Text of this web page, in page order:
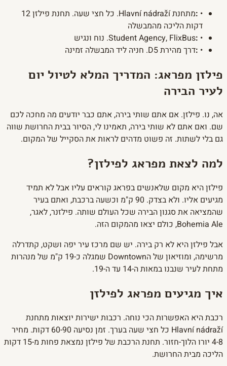
•
:
מתחנת Hlavní nádraží. כל חצי שעה. תחנת פילזן 12
דקות הליכה מהמבשלה
•
:Student Agency, FlixBus. נוח ונגיש
•
:דרך מהירת D5. חניה ליד המבשלה זמינה
פילזן מפראג: המדריך המלא לטיול יום
לעיר הבירה
אה, נו. פילזן. אם אתם שותי בירה, אתם כבר יודעים מה מחכה לכם
שם. ואם אתם לא שותי בירה, תאמינו לי, הסיור בבית החרושת שווה
גם בלי לשתות. זה פשוט מדהים לראות את הסקייל של המקום.
למה לצאת מפראג לפילזן?
פילזן היא מקום שלאנשים בפראג קוראים עליו אבל לא תמיד
מגיעים אליו. ולא בצדק. 90 ק"מ וכשעה ברכבת, ואתם בעיר
שהמציאה את סגנון הבירה שכל העולם שותה. פילזנר, לאגר,
Bohemia Ale, כולם יצאו מהמקום הזה.
אבל פילזן היא לא רק בירה. יש שם מרכז עיר יפה ושקט, קתדרלה
מרשימה, ומוזיאון של הDowntown שמגלה כ-19 ק"מ של מנהרות
מתחת לעיר שנבנו במאות ה-14 עד ה-19.
איך מגיעים מפראג לפילזן
רכבת היא האפשרות הכי נוחה. רכבות ישירות יוצאות מתחנת
Hlavní nádraží כל חצי שעה בערך. זמן נסיעה 60-90 דקות. מחיר
4-8 יורו הלוך-חזור. תחנת הרכבת של פילזן נמצאת פחות מ-15 דקות
הליכה מבית החרושת.